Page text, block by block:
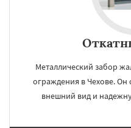
Металлический забор
ограждения в Чехове. Он
внешний вид и